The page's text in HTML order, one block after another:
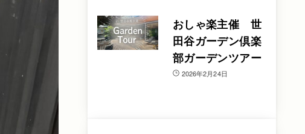
おしゃ楽主催 世
田谷ガーデン倶楽
部ガーデンツアー
2026年2月24日